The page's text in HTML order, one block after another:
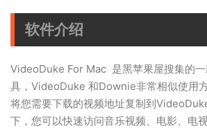
软件介绍
VideoDuke For Mac 是黑苹果屋搜集的
具，VideoDuke 和Downie非常相似使用
将您需要下载的视频地址复制到
下，您可以快速访问音乐视频、电影、电